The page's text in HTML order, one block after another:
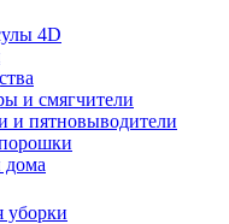
4D
и смягчители
и пятновыводители
дома
уборки